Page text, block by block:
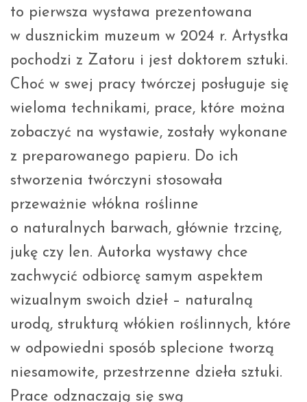
to pierwsza wystawa prezentowana
w dusznickim muzeum w 2024 r. Artystka
pochodzi z Zatoru i jest doktorem sztuki.
Choć w swej pracy twórczej posługuje się
wieloma technikami, prace, które można
zobaczyć na wystawie, zostały wykonane
z preparowanego papieru. Do ich
stworzenia twórczyni stosowała
przeważnie włókna roślinne
o naturalnych barwach, głównie trzcinę,
jukę czy len. Autorka wystawy chce
zachwycić odbiorcę samym aspektem
wizualnym swoich dzieł – naturalną
urodą, strukturą włókien roślinnych, które
w odpowiedni sposób splecione tworzą
niesamowite, przestrzenne dzieła sztuki.
Prace odznaczają się swą